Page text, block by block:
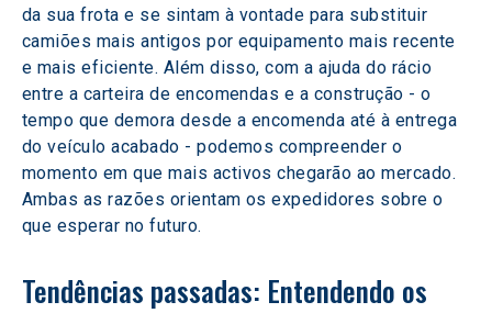
da sua frota e se sintam à vontade para substituir
camiões mais antigos por equipamento mais recente
e mais eficiente. Além disso, com a ajuda do rácio
entre a carteira de encomendas e a construção - o
tempo que demora desde a encomenda até à entrega
do veículo acabado - podemos compreender o
momento em que mais activos chegarão ao mercado.
Ambas as razões orientam os expedidores sobre o
que esperar no futuro.
Tendências passadas: Entendendo os